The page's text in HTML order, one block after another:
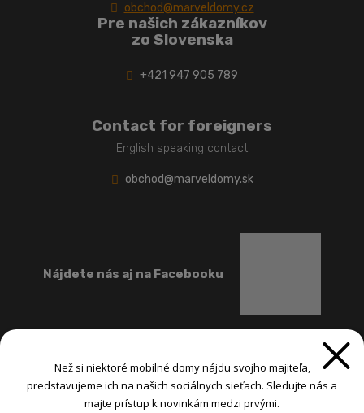
obchod@marveldomy.cz
Pre našich zákazníkov
zo Slovenska
+421 947 905 789
Contact for foreigners
English speaking contact
obchod@marveldomy.sk
Nájdete nás aj na Facebooku
Než si niektoré mobilné domy nájdu svojho majiteľa,
predstavujeme ich na našich sociálnych sieťach. Sledujte nás a
majte prístup k novinkám medzi prvými.